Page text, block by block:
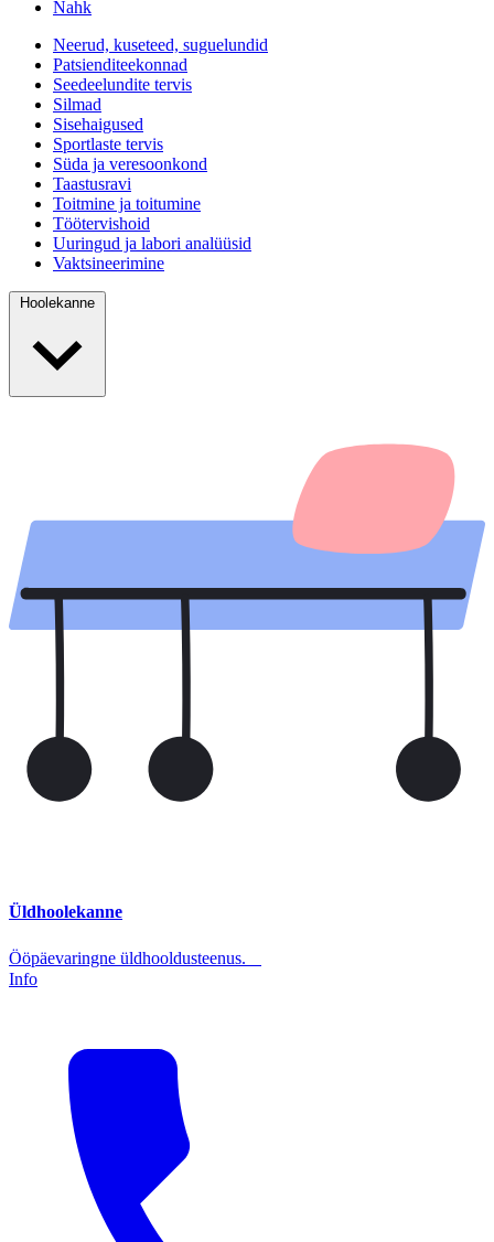
Nahk
Neerud, kuseteed, suguelundid
Patsienditeekonnad
Seedeelundite tervis
Silmad
Sisehaigused
Sportlaste tervis
Süda ja veresoonkond
Taastusravi
Toitmine ja toitumine
Töötervishoid
Uuringud ja labori analüüsid
Vaktsineerimine
Hoolekanne
Üldhoolekanne
Ööpäevaringne üldhooldusteenus.
Info